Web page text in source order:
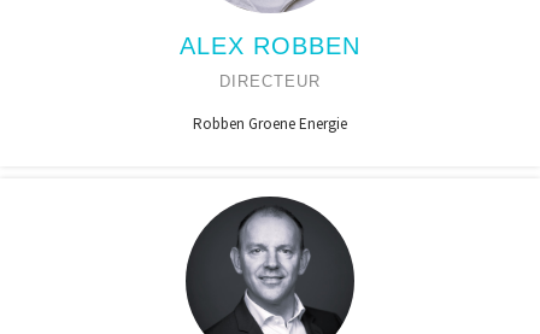
ALEX ROBBEN
DIRECTEUR
Robben Groene Energie